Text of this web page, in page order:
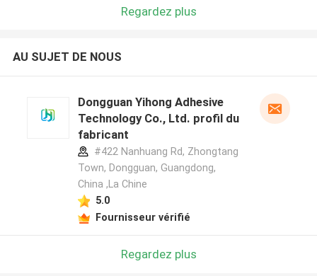
Regardez plus
AU SUJET DE NOUS
Dongguan Yihong Adhesive
Technology Co., Ltd. profil du
fabricant
#422 Nanhuang Rd, Zhongtang
Town, Dongguan, Guangdong,
China ,La Chine
5.0
Fournisseur vérifié
Regardez plus